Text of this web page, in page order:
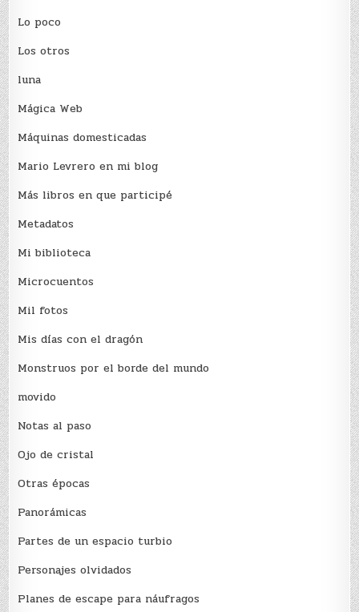
Lo poco
Los otros
luna
Mágica Web
Máquinas domesticadas
Mario Levrero en mi blog
Más libros en que participé
Metadatos
Mi biblioteca
Microcuentos
Mil fotos
Mis días con el dragón
Monstruos por el borde del mundo
movido
Notas al paso
Ojo de cristal
Otras épocas
Panorámicas
Partes de un espacio turbio
Personajes olvidados
Planes de escape para náufragos